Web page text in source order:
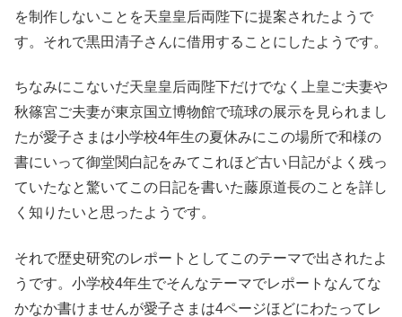
を制作しないことを天皇皇后両陛下に提案されたようで
す。それで黒田清子さんに借用することにしたようです。
ちなみにこないだ天皇皇后両陛下だけでなく上皇ご夫妻や
秋篠宮ご夫妻が東京国立博物館で琉球の展示を見られまし
たが愛子さまは小学校4年生の夏休みにこの場所で和様の
書にいって御堂関白記をみてこれほど古い日記がよく残っ
ていたなと驚いてこの日記を書いた藤原道長のことを詳し
く知りたいと思ったようです。
それで歴史研究のレポートとしてこのテーマで出されたよ
うです。小学校4年生でそんなテーマでレポートなんてな
かなか書けませんが愛子さまは4ページほどにわたってレ